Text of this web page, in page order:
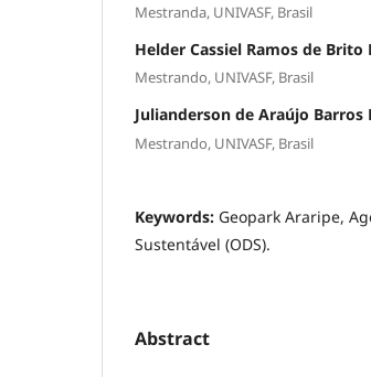
Mestranda, UNIVASF, Brasil
Helder Cassiel Ramos de Brito
Mestrando, UNIVASF, Brasil
Julianderson de Araújo Barros
Mestrando, UNIVASF, Brasil
Keywords: Geopark Araripe,
Sustentável (ODS).
Abstract